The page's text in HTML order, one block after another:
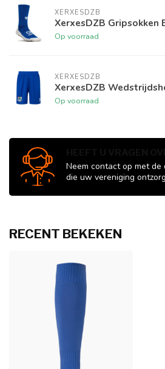
XERXESDZB
XerxesDZB Gripsokken
Op voorraad
XERXESDZB
XerxesDZB
Op voorraad
Neem contact op met
die uw vereniging
RECENT BEKEKEN